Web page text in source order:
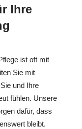
Ihre
ist oft mit
Sie mit
und Ihre
fühlen. Unsere
dafür, dass
bleibt.